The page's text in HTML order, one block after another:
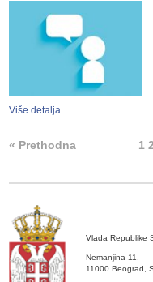
Više detalja
« Prethodna 1 2
Vlada Republike
Nemanjina 11,
11000 Beograd,